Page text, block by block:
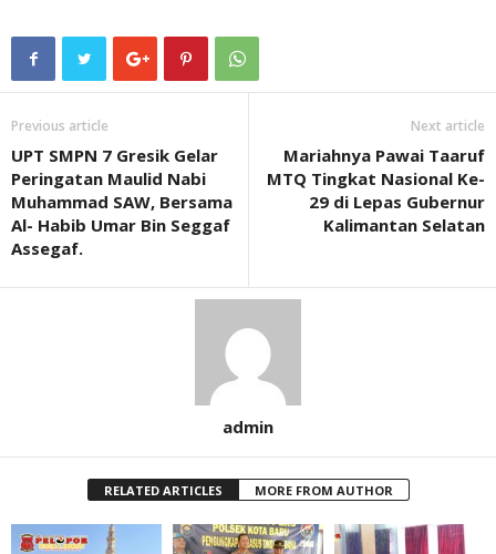
Previous article
UPT SMPN 7 Gresik Gelar
Peringatan Maulid Nabi
Muhammad SAW, Bersama
Al- Habib Umar Bin Seggaf
Assegaf.
Next article
Mariahnya Pawai Taaruf
MTQ Tingkat Nasional Ke-
29 di Lepas Gubernur
Kalimantan Selatan
admin
RELATED ARTICLES MORE FROM AUTHOR